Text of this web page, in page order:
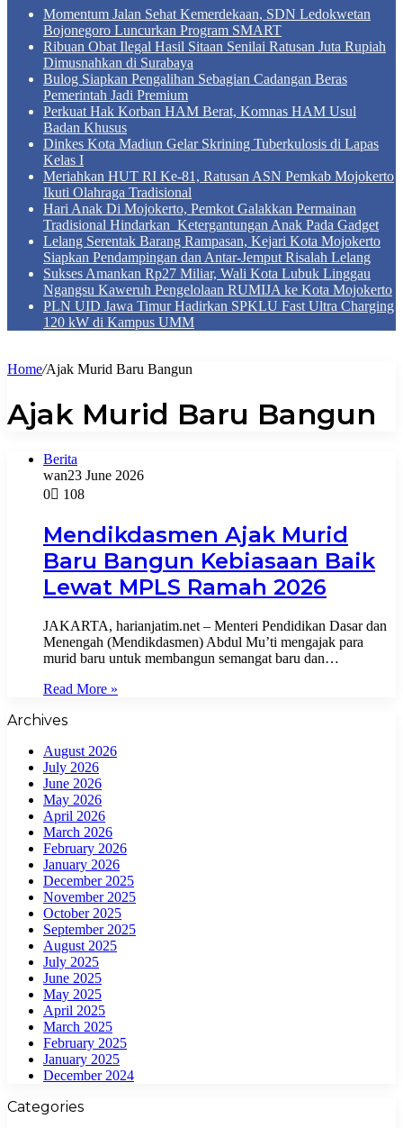
Momentum Jalan Sehat Kemerdekaan, SDN Ledokwetan
Bojonegoro Luncurkan Program SMART
Ribuan Obat Ilegal Hasil Sitaan Senilai Ratusan Juta Rupiah
Dimusnahkan di Surabaya
Bulog Siapkan Pengalihan Sebagian Cadangan Beras
Pemerintah Jadi Premium
Perkuat Hak Korban HAM Berat, Komnas HAM Usul
Badan Khusus
Dinkes Kota Madiun Gelar Skrining Tuberkulosis di Lapas
Kelas I
Meriahkan HUT RI Ke-81, Ratusan ASN Pemkab Mojokerto
Ikuti Olahraga Tradisional
Hari Anak Di Mojokerto, Pemkot Galakkan Permainan
Tradisional Hindarkan Ketergantungan Anak Pada Gadget
Lelang Serentak Barang Rampasan, Kejari Kota Mojokerto
Siapkan Pendampingan dan Antar-Jemput Risalah Lelang
Sukses Amankan Rp27 Miliar, Wali Kota Lubuk Linggau
Ngangsu Kaweruh Pengelolaan RUMIJA ke Kota Mojokerto
PLN UID Jawa Timur Hadirkan SPKLU Fast Ultra Charging
120 kW di Kampus UMM
Home/Ajak Murid Baru Bangun
Ajak Murid Baru Bangun
Berita
wan23 June 2026
0
108
Mendikdasmen Ajak Murid
Baru Bangun Kebiasaan Baik
Lewat MPLS Ramah 2026
JAKARTA, harianjatim.net – Menteri Pendidikan Dasar dan
Menengah (Mendikdasmen) Abdul Mu’ti mengajak para
murid baru untuk membangun semangat baru dan…
Read More »
Archives
August 2026
July 2026
June 2026
May 2026
April 2026
March 2026
February 2026
January 2026
December 2025
November 2025
October 2025
September 2025
August 2025
July 2025
June 2025
May 2025
April 2025
March 2025
February 2025
January 2025
December 2024
Categories